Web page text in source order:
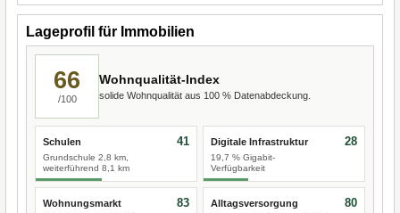
Lageprofil für Immobilien
66
/100
Wohnqualität-Index
solide Wohnqualität aus 100 % Datenabdeckung.
Schulen
Grundschule 2,8 km,
weiterführend 8,1 km
41 Digitale Infrastruktur
19,7 % Gigabit-
Verfügbarkeit
28
Wohnungsmarkt 83 Alltagsversorgung 80